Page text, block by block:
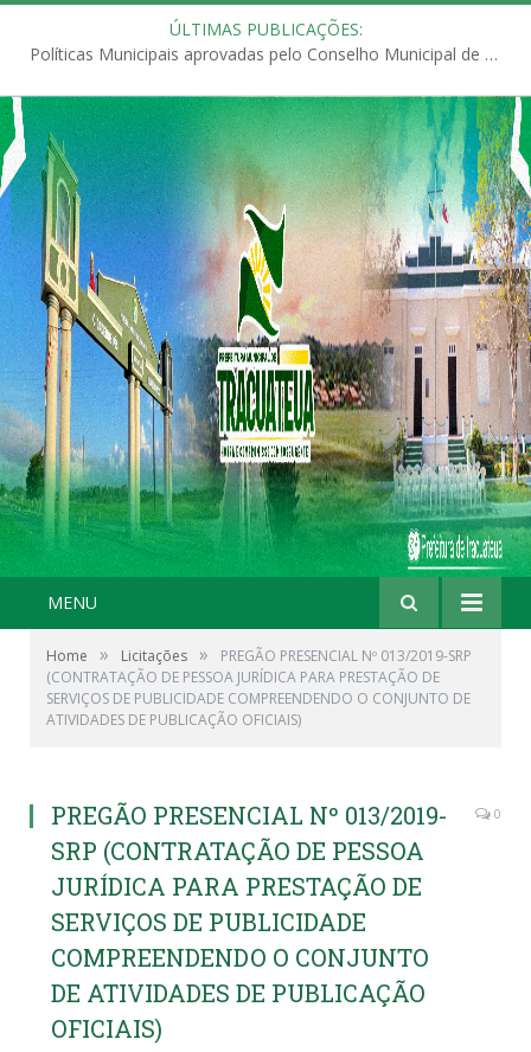
ÚLTIMAS PUBLICAÇÕES:
Políticas Municipais aprovadas pelo Conselho Municipal de Educação (CME)
MENU
Home » Licitações »
PREGÃO PRESENCIAL Nº 013/2019-SRP
(CONTRATAÇÃO DE PESSOA JURÍDICA PARA PRESTAÇÃO DE
SERVIÇOS DE PUBLICIDADE COMPREENDENDO O CONJUNTO DE
ATIVIDADES DE PUBLICAÇÃO OFICIAIS)
PREGÃO PRESENCIAL Nº 013/2019-
SRP (CONTRATAÇÃO DE PESSOA
JURÍDICA PARA PRESTAÇÃO DE
SERVIÇOS DE PUBLICIDADE
COMPREENDENDO O CONJUNTO
DE ATIVIDADES DE PUBLICAÇÃO
OFICIAIS)
0